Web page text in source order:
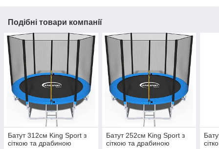
Подібні товари компанії
Батут 312см King Sport з
сіткою та драбиною
Батут 252см King Sport з
сіткою та драбиною